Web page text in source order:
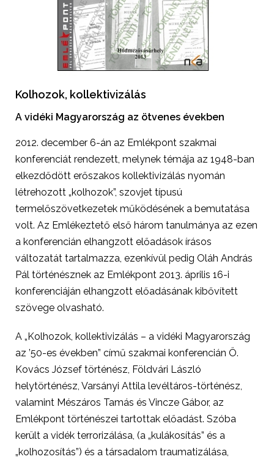
Kolhozok, kollektivizálás
A vidéki Magyarország az ötvenes években
2012. december 6-án az Emlékpont szakmai
konferenciát rendezett, melynek témája az 1948-ban
elkezdődött erőszakos kollektivizálás nyomán
létrehozott „kolhozok”, szovjet típusú
termelőszövetkezetek működésének a bemutatása
volt. Az Emlékeztető első három tanulmánya az ezen
a konferencián elhangzott előadások írásos
változatát tartalmazza, ezenkívül pedig Oláh András
Pál történésznek az Emlékpont 2013. április 16-i
konferenciáján elhangzott előadásának kibővített
szövege olvasható.
A „Kolhozok, kollektivizálás – a vidéki Magyarország
az ’50-es években” című szakmai konferencián Ö.
Kovács József történész, Földvári László
helytörténész, Varsányi Attila levéltáros-történész,
valamint Mészáros Tamás és Vincze Gábor, az
Emlékpont történészei tartottak előadást. Szóba
került a vidék terrorizálása, (a „kulákosítás” és a
„kolhozosítás”) és a társadalom traumatizálása,